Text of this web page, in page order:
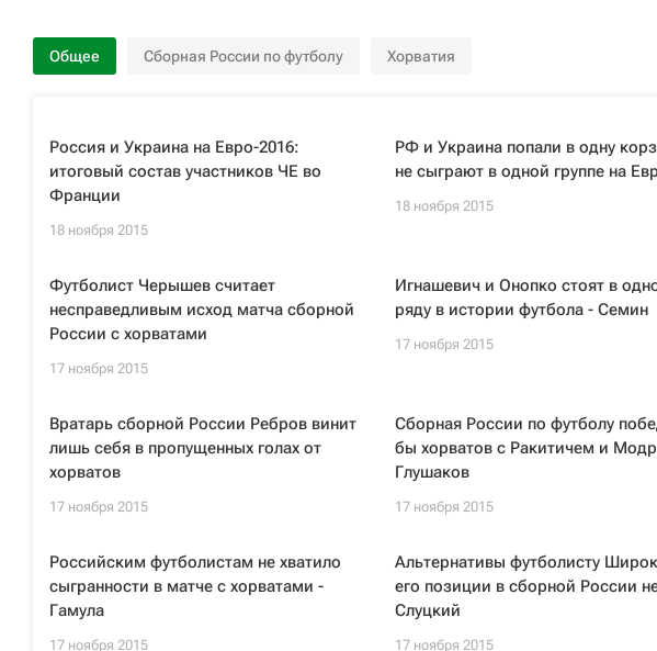
Общее Сборная России по футболу Хорватия
Россия и Украина на Евро-2016:
итоговый состав участников ЧЕ во
Франции
18 ноября 2015
РФ и Украина попали в одну
не сыграют в одной группе на
18 ноября 2015
Футболист Черышев считает
несправедливым исход матча сборной
России с хорватами
17 ноября 2015
Игнашевич и Онопко стоят в
ряду в истории футбола - Семин
17 ноября 2015
Вратарь сборной России Ребров винит
лишь себя в пропущенных голах от
хорватов
17 ноября 2015
Сборная России по футболу
бы хорватов с Ракитичем и
Глушаков
17 ноября 2015
Российским футболистам не хватило
сыгранности в матче с хорватами -
Гамула
17 ноября 2015
Альтернативы футболисту
его позиции в сборной России
Слуцкий
17 ноября 2015